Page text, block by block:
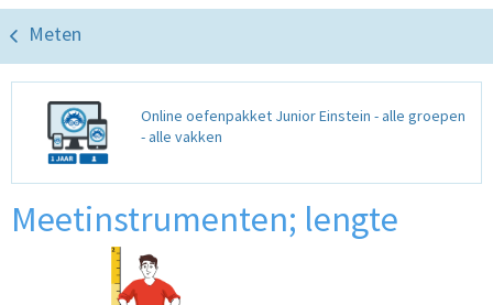
Meten
Online oefenpakket Junior Einstein - alle groepen
- alle vakken
Meetinstrumenten; lengte